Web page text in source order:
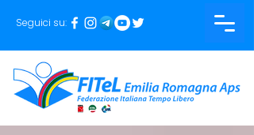
Seguici su: